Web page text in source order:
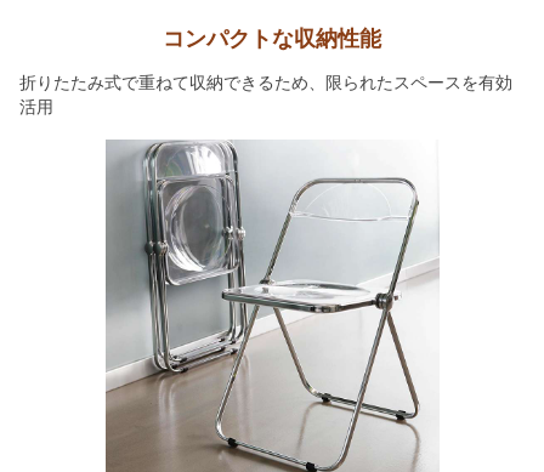
コンパクトな収納性能
折りたたみ式で重ねて収納できるため、限られたスペースを有効
活用